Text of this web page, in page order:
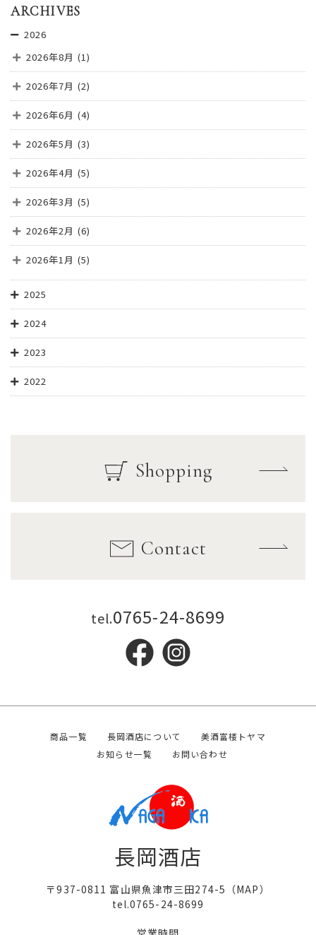
ARCHIVES
2026
2026年8月 (1)
2026年7月 (2)
2026年6月 (4)
2026年5月 (3)
2026年4月 (5)
2026年3月 (5)
2026年2月 (6)
2026年1月 (5)
2025
2024
2023
2022
Shopping
Contact
tel.0765-24-8699
商品一覧 長岡酒店について
美酒富楼トヤマ
お知らせ一覧
お問い合わせ
長岡酒店
〒937-0811 富山県魚津市三田274-5（MAP）
tel.0765-24-8699